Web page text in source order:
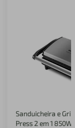
Sanduicheira e
Press 2 em 1 850W